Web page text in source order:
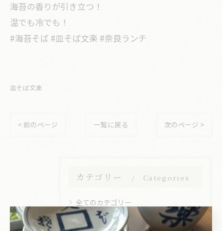
海苔の香りが引き立つ！
温でも冷でも！
#海苔そば #皿そば文楽 #奈良ランチ
皿そば文楽
< 前のページ 一覧に戻る 次のページ >
カテゴリー Categories
全てのカテゴリー
文楽皿そば 姫路駅南店